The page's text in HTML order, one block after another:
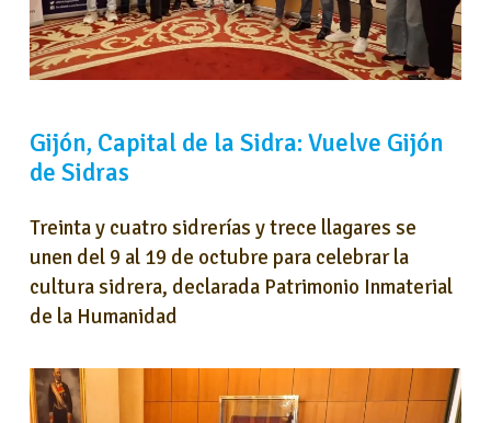
Gijón, Capital de la Sidra: Vuelve Gijón
de Sidras
Treinta y cuatro sidrerías y trece llagares se
unen del 9 al 19 de octubre para celebrar la
cultura sidrera, declarada Patrimonio Inmaterial
de la Humanidad